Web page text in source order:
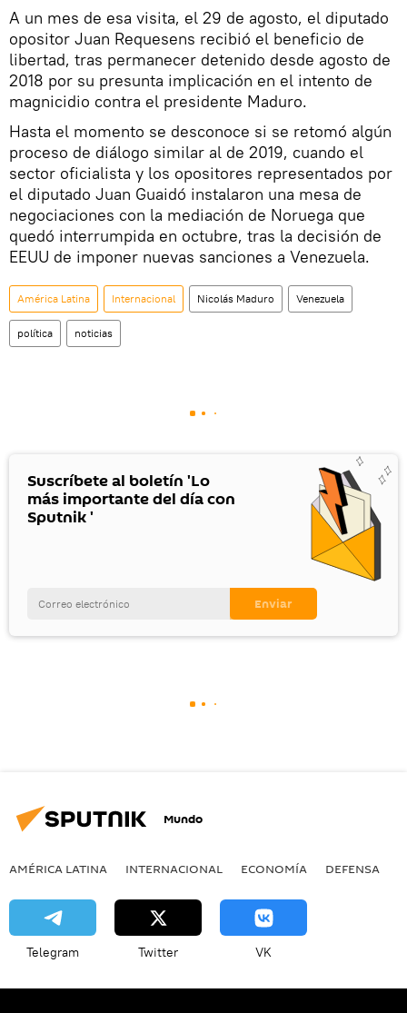
A un mes de esa visita, el 29 de agosto, el diputado
opositor Juan Requesens recibió el beneficio de
libertad, tras permanecer detenido desde agosto de
2018 por su presunta implicación en el intento de
magnicidio contra el presidente Maduro.
Hasta el momento se desconoce si se retomó algún
proceso de diálogo similar al de 2019, cuando el
sector oficialista y los opositores representados por
el diputado Juan Guaidó instalaron una mesa de
negociaciones con la mediación de Noruega que
quedó interrumpida en octubre, tras la decisión de
EEUU de imponer nuevas sanciones a Venezuela.
América Latina Internacional Nicolás Maduro Venezuela
política noticias
Suscríbete al boletín 'Lo
más importante del día con
Sputnik '
Mundo
AMÉRICA LATINA INTERNACIONAL ECONOMÍA DEFENSA
Telegram Twitter VK